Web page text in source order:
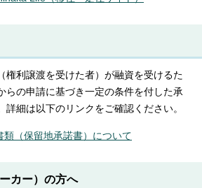
権利譲渡を受けた者）が融資を受けるた
らの申請に基づき一定の条件を付した承
詳細は以下のリンクをご確認ください。
類（保留地承諾書）について
カー）の方へ